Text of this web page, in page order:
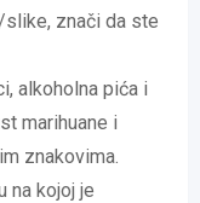
znači da ste
alkoholna pića i
marihuane i
znakovima.
na kojoj je